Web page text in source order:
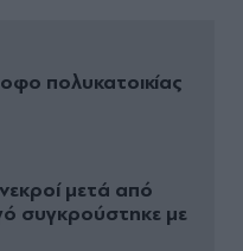
πολυκατοικίας
μετά από
συγκρούστηκε με